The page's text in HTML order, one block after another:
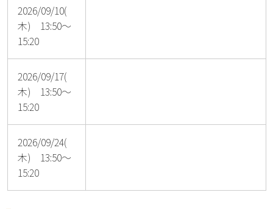
2026/09/10(
木) 13:50～
15:20
2026/09/17(
木) 13:50～
15:20
2026/09/24(
木) 13:50～
15:20